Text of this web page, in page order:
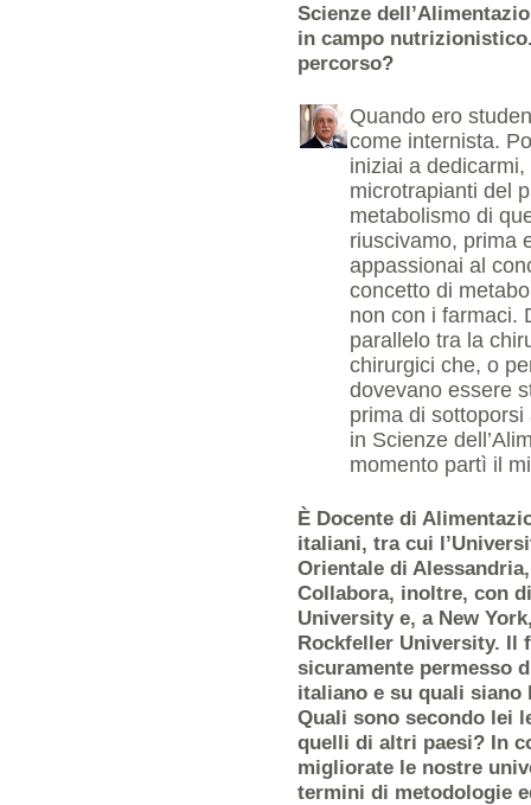
Scienze
in campo
percorso?
Quando ero
come internista.
iniziai a
microtrapianti del
metabolismo di
riuscivamo, prima
appassionai al
concetto di
non con i farmaci.
parallelo tra la
chirurgici che, o
dovevano essere
prima di sottoporsi
in Scienze
momento partì il
È Docente di
italiani, tra cui
Orientale di
Collabora, inoltre, con
University e, a New
Rockfeller University. Il
sicuramente permesso
italiano e su quali siano
Quali sono secondo lei
quelli di altri paesi? In
migliorate le nostre
termini di metodologie